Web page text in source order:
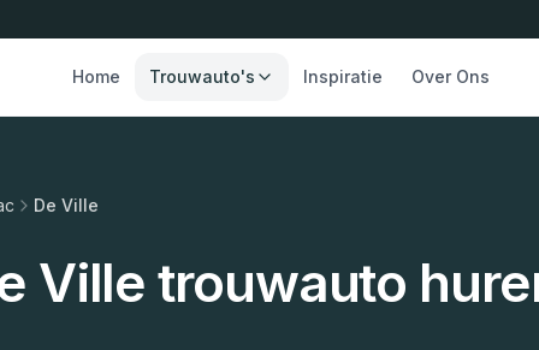
Home Trouwauto's Inspiratie Over Ons
De Ville
Ville trouwauto